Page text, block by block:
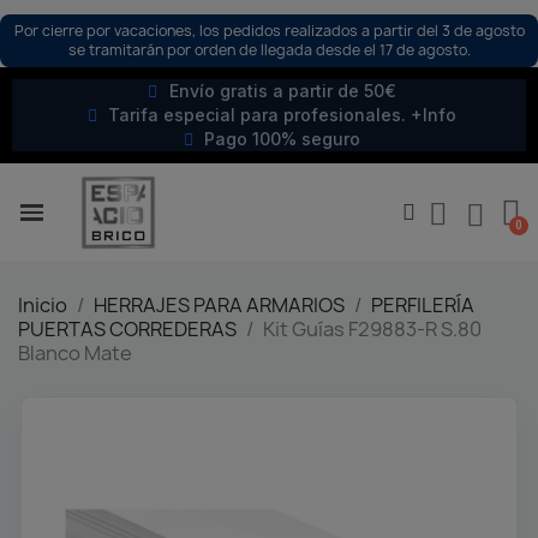
Por cierre por vacaciones, los pedidos realizados a partir del 3 de agosto
se tramitarán por orden de llegada desde el 17 de agosto.
Envío gratis a partir de 50€
Tarifa especial para profesionales. +Info
Pago 100% seguro
Inicio HERRAJES PARA ARMARIOS
PERFILERÍA
PUERTAS CORREDERAS
Kit Guías F29883-R S.80
Blanco Mate